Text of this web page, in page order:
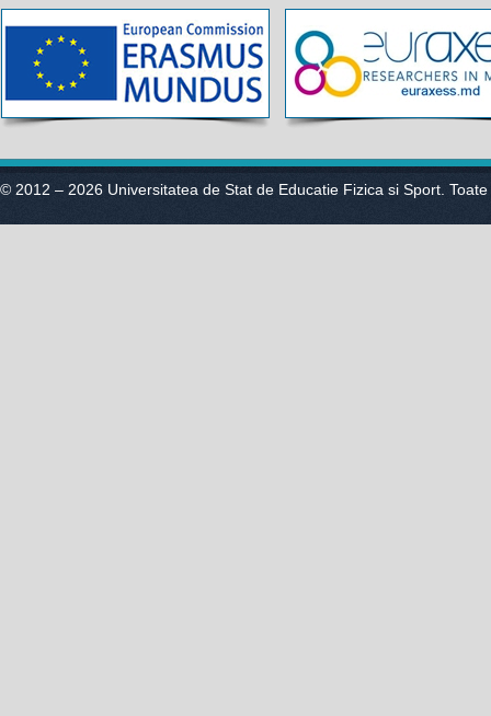
© 2012 – 2026 Universitatea de Stat de Educatie Fizica si Sport.